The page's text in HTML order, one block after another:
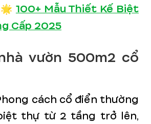
100+ Mẫu Thiết Kế Biệt
Cấp 2025
vườn 500m2 cổ
cách cổ điển thường
thự từ 2 tầng trở lên,